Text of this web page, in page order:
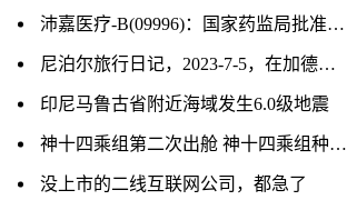
沛嘉医疗-B(09996)：国家药监局批准DCwireTM微导丝注册申请
尼泊尔旅行日记，2023-7-5，在加德满都的最后一天
印尼马鲁古省附近海域发生6.0级地震
神十四乘组第二次出舱 神十四乘组种的菜被吃了 基本情况讲解
没上市的二线互联网公司，都急了